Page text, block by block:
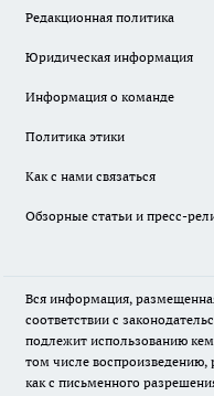
Редакционная политика
Юридическая информация
Информация о команде
Политика этики
Как с нами связаться
Обзорные статьи и пресс-
Вся информация,
соответствии с
подлежит использованию
том числе воспроизведению,
как с письменного